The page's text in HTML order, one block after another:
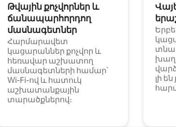
Թվային քոչվորներ և
ճանապարհորդող
մասնագետներ
Հարմարավետ
կացարաններ քոչվոր և
հեռավար աշխատող
մասնագետների համար՝
Wi-Fi-ով և հատուկ
աշխատանքային
տարածքներով։
լի